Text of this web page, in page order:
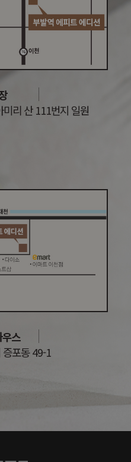
리 산 111번지 일원
스
증포동 49-1